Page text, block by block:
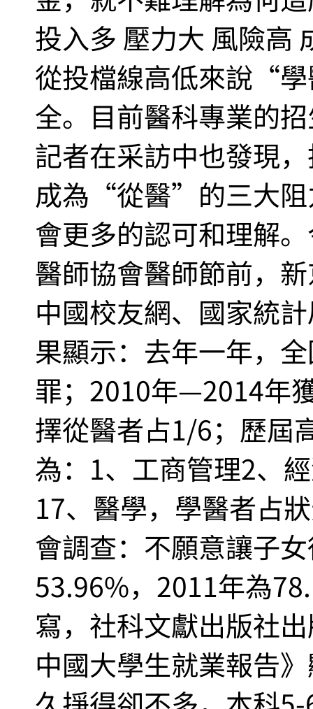
投入多 壓力大 風險
從投檔線高低來說“
全。目前醫科專業的
記者在采訪中也發現
成為“從醫”的三大阻
會更多的認可和理解
醫師協會醫師節前，
中國校友網、國家統
果顯示：去年一年，
罪；2010年—2014年
擇從醫者占1/6；歷屆
為：1、工商管理2、
17、醫學，學醫者占
會調查：不願意讓子
53.96%，2011年為
寫，社科文獻出版社
中國大學生就業報告